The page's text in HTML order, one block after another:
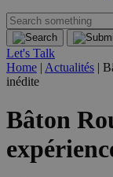
Let's Talk
Home | Actualités |
inédite
Bâton